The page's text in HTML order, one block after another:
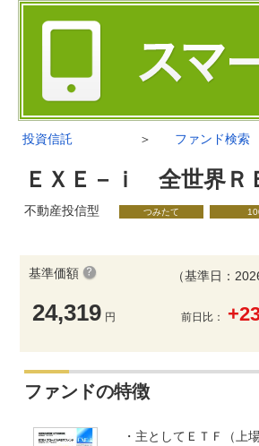
投資信託 ＞ ファンド検索
ＥＸＥ－ｉ 全世界Ｒ
不動産投信型 つみたて
基準価額
24,319 円
（基準日：
前日比：
ファンドの特徴
・主としてＥＴＦ（上